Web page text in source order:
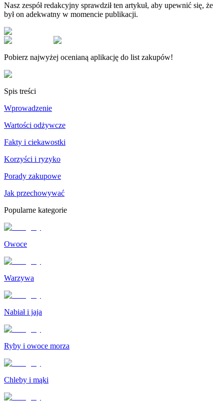
Nasz zespół redakcyjny sprawdził ten artykuł, aby upewnić się, że
był on adekwatny w momencie publikacji.
Pobierz najwyżej ocenianą aplikację do list zakupów!
Spis treści
Wprowadzenie
Wartości odżywcze
Fakty i ciekawostki
Korzyści i ryzyko
Porady zakupowe
Jak przechowywać
Popularne kategorie
Owoce
Warzywa
Nabiał i jaja
Ryby i owoce morza
Chleby i mąki